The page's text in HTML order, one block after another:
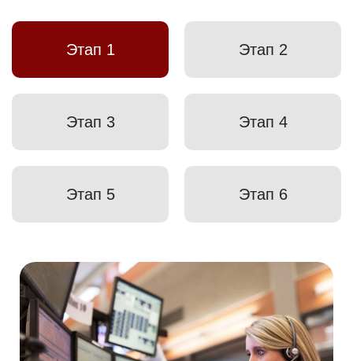
Этап 1 Этап 2
Этап 3 Этап 4
Этап 5 Этап 6